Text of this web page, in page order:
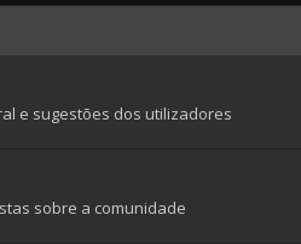
e sugestões dos utilizadores
sobre a comunidade